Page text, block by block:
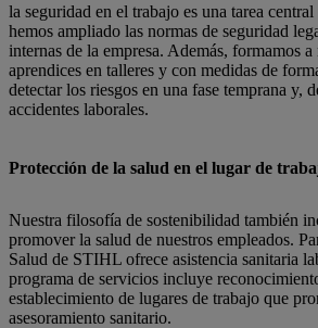
la seguridad en el trabajo es una tarea
hemos ampliado las normas de seguridad
internas de la empresa. Además, formamos
aprendices en talleres y con medidas de
detectar los riesgos en una fase temprana y,
accidentes laborales.
Protección de la salud en el lugar de
Nuestra filosofía de sostenibilidad también
promover la salud de nuestros empleados.
Salud de STIHL ofrece asistencia sanitaria
programa de servicios incluye
establecimiento de lugares de trabajo que
asesoramiento sanitario.